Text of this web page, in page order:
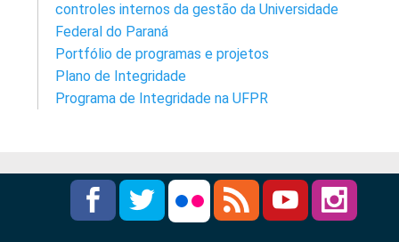
controles internos da gestão da Universidade
Federal do Paraná
Portfólio de programas e projetos
Plano de Integridade
Programa de Integridade na UFPR